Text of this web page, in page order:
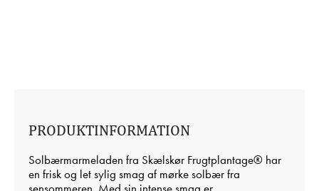
PRODUKTINFORMATION
Solbærmarmeladen fra Skælskør Frugtplantage® har
en frisk og let sylig smag af mørke solbær fra